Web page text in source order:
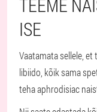
TEEME
ISE
Vaatamata sellele,
libiido, kõik sama
teha aphrodisiac